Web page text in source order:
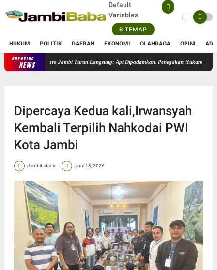
Default
Variables
SITEMAP
HUKUM POLITIK DAERAH EKONOMI OLAHRAGA OPINI
BREAKING
NEWS
Kapolres Muaro Jambi Turun Langsung: Api Dipadamkan, Penegakan Hukum Berjalan
Dipercaya Kedua kali,Irwansyah
Kembali Terpilih Nahkodai PWI
Kota Jambi
Jambibaba.id Juni 13, 2026